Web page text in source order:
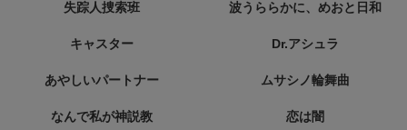
失踪人捜索班 波うららかに、めおと日和
キャスター Dr.アシュラ
あやしいパートナー ムサシノ輪舞曲
なんで私が神説教 恋は闇